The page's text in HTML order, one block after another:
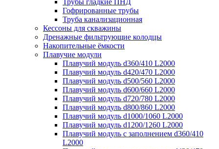
Трубы гладкие ПНД
Гофрированные трубы
Труба канализационная
Кессоны для скважины
Дренажные фильтрующие колодцы
Накопительные ёмкости
Плавучие модули
Плавучий модуль d360/410 L2000
Плавучий модуль d420/470 L2000
Плавучий модуль d500/560 L2000
Плавучий модуль d600/660 L2000
Плавучий модуль d720/780 L2000
Плавучий модуль d800/860 L2000
Плавучий модуль d1000/1060 L2000
Плавучий модуль d1200/1260 L2000
Плавучий модуль с заполнением d360/410
L2000